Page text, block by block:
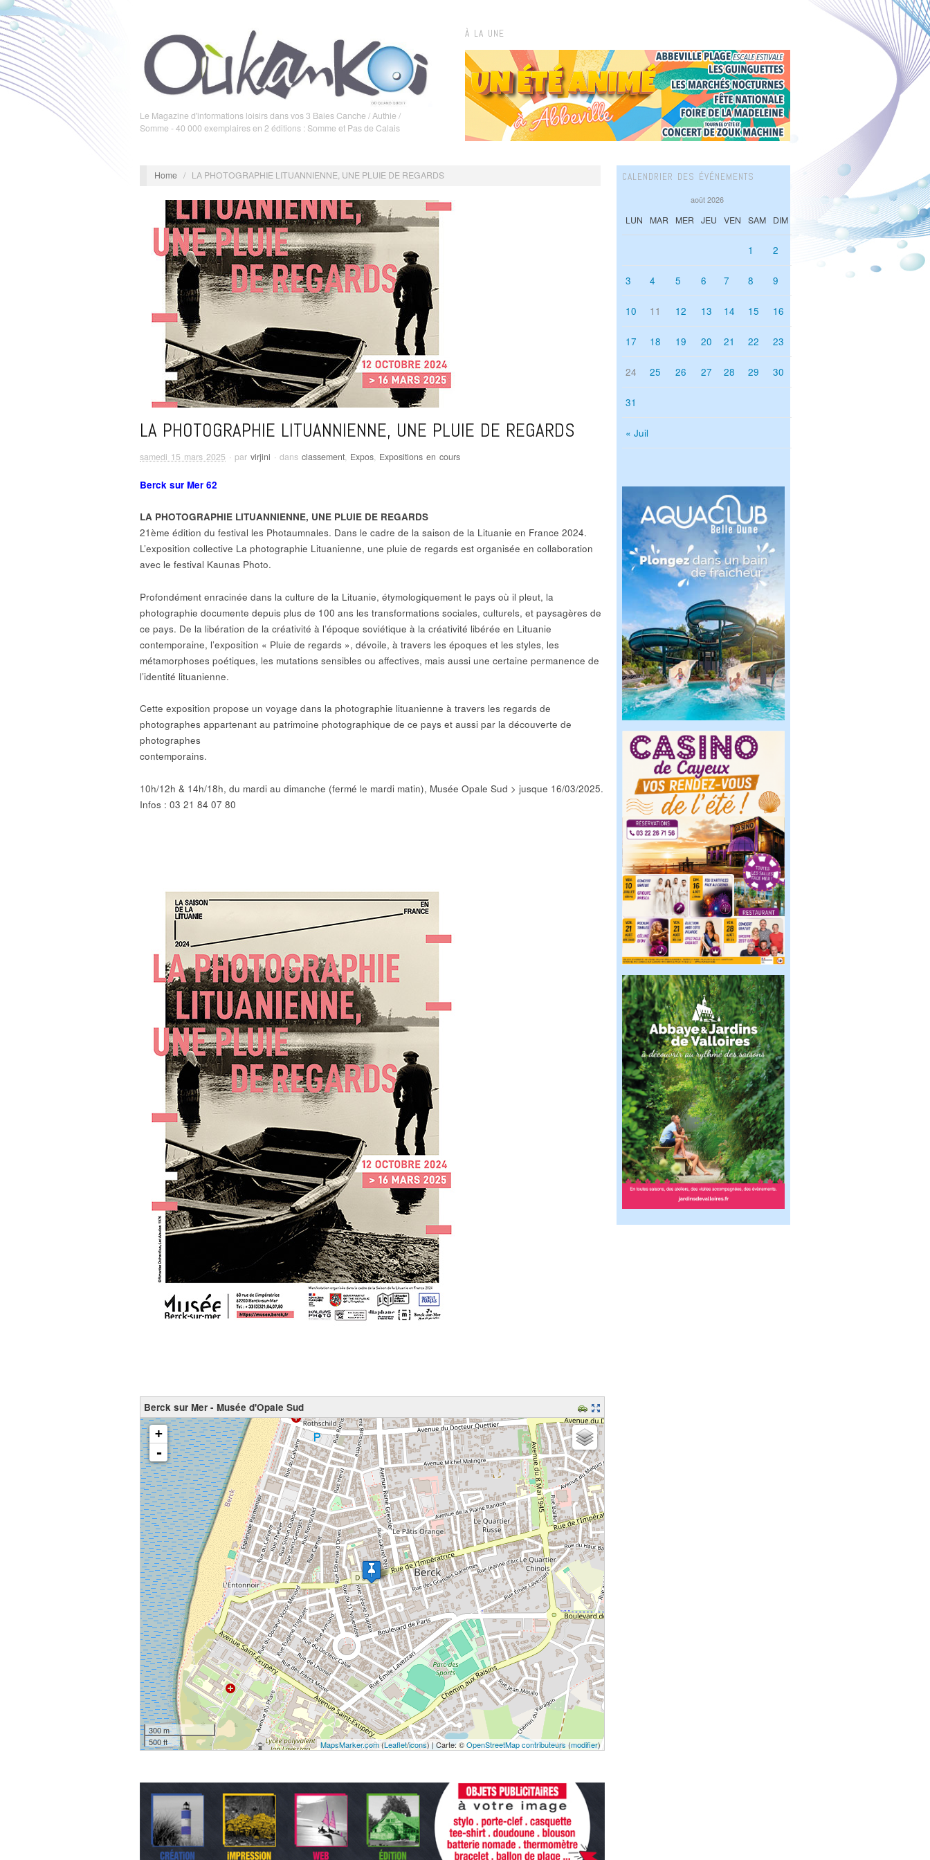
Le Magazine d'informations loisirs dans vos 3 Baies Canche / Authie /
Somme - 40 000 exemplaires en 2 éditions : Somme et Pas de Calais
À LA UNE
Home / LA PHOTOGRAPHIE LITUANNIENNE, UNE PLUIE DE REGARDS
LA PHOTOGRAPHIE LITUANNIENNE, UNE PLUIE DE REGARDS
samedi 15 mars 2025 · par virjini · dans classement Expos Expositions en cours
Berck sur Mer 62
LA PHOTOGRAPHIE LITUANNIENNE, UNE PLUIE DE REGARDS
21ème édition du festival les Photaumnales. Dans le cadre de la saison de la Lituanie en France 2024.
L’exposition collective La photographie Lituanienne, une pluie de regards est organisée en collaboration
avec le festival Kaunas Photo.
Profondément enracinée dans la culture de la Lituanie, étymologiquement le pays où il pleut, la
photographie documente depuis plus de 100 ans les transformations sociales, culturels, et paysagères de
ce pays. De la libération de la créativité à l’époque soviétique à la créativité libérée en Lituanie
contemporaine, l’exposition « Pluie de regards », dévoile, à travers les époques et les styles, les
métamorphoses poétiques, les mutations sensibles ou affectives, mais aussi une certaine permanence de
l’identité lituanienne.
Cette exposition propose un voyage dans la photographie lituanienne à travers les regards de
photographes appartenant au patrimoine photographique de ce pays et aussi par la découverte de
photographes
contemporains.
10h/12h & 14h/18h, du mardi au dimanche (fermé le mardi matin), Musée Opale Sud > jusque 16/03/2025.
Infos : 03 21 84 07 80
Berck sur Mer - Musée d'Opale Sud
chargement de la carte - veuillez patienter...
+
-
300 m
500 ft
MapsMarker.com(Leaflet/icons) | Carte: ©OpenStreetMap contributeurs (modifier)
CALENDRIER DES ÉVÉNEMENTS
août 2026
LUN MAR MER JEU VEN SAM DIM
« Juil
1 2
3 4 5 6 7 8 9
10 11 12 13 14 15 16
17 18 19 20 21 22 23
24 25 26 27 28 29 30
31